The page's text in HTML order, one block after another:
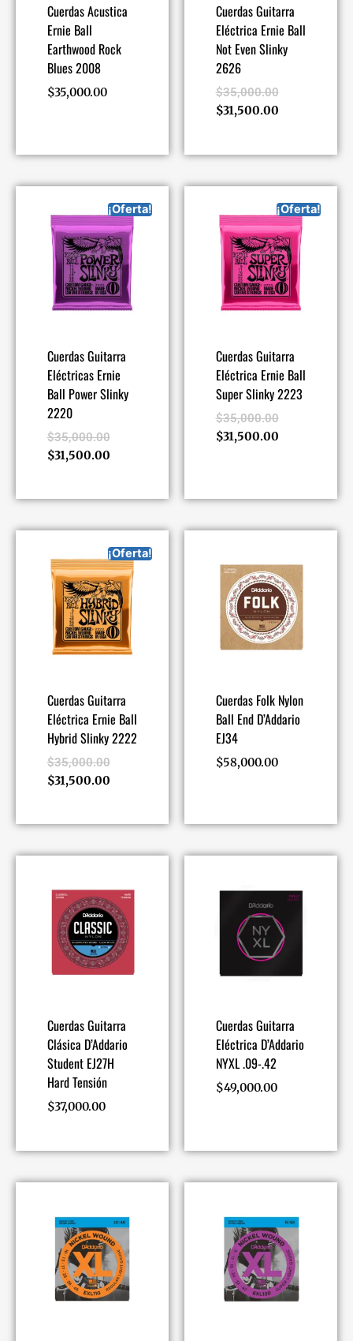
Cuerdas Acustica
Ernie Ball
Earthwood Rock
Blues 2008
$35,000.00
Cuerdas Guitarra
Eléctrica Ernie Ball
Not Even Slinky
2626
$35,000.00
$31,500.00
¡Oferta!
Cuerdas Guitarra
Eléctricas Ernie
Ball Power Slinky
2220
$35,000.00
$31,500.00
¡Oferta!
Cuerdas Guitarra
Eléctrica Ernie Ball
Super Slinky 2223
$35,000.00
$31,500.00
¡Oferta!
Cuerdas Guitarra
Eléctrica Ernie Ball
Hybrid Slinky 2222
$35,000.00
$31,500.00
Cuerdas Folk Nylon
Ball End D’Addario
EJ34
$58,000.00
Cuerdas Guitarra
Clásica D’Addario
Student EJ27H
Hard Tensión
$37,000.00
Cuerdas Guitarra
Eléctrica D’Addario
NYXL .09-.42
$49,000.00